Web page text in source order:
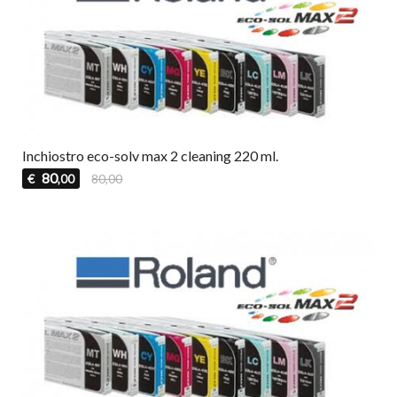
Inchiostro eco-solv max 2 cleaning 220 ml.
€ 80,00 80,00